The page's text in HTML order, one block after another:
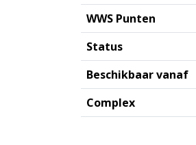
WWS Punten
Status
Beschikbaar vanaf
Complex